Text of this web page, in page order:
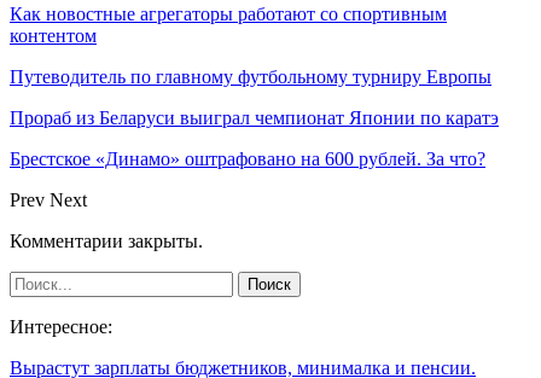
Как новостные агрегаторы работают со спортивным
контентом
Путеводитель по главному футбольному турниру Европы
Прораб из Беларуси выиграл чемпионат Японии по каратэ
Брестское «Динамо» оштрафовано на 600 рублей. За что?
Prev Next
Комментарии закрыты.
Интересное:
Вырастут зарплаты бюджетников, минималка и пенсии.